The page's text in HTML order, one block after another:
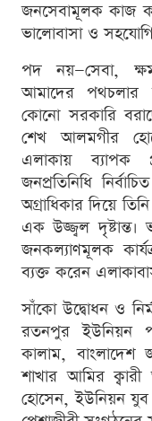
জনসেবামূলক কাজ
ভালোবাসা ও
পদ নয়—সেবা,
আমাদের পথচলার
কোনো সরকারি
শেখ আলমগীর
এলাকায় ব্যাপক
জনপ্রতিনিধি
অগ্রাধিকার দিয়ে
এক উজ্জ্বল
জনকল্যাণমূলক
ব্যক্ত করেন
সাঁকো উদ্বোধন ও
রতনপুর ইউনিয়ন
কালাম, বাংলাদেশ
শাখার আমির
হোসেন, ইউনিয়ন যুব